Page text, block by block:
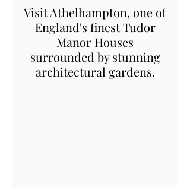
Visit Athelhampton, one of
England's finest Tudor
Manor Houses
surrounded by stunning
architectural gardens.